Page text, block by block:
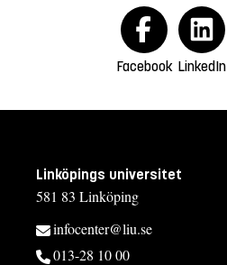
Facebook LinkedIn
Linköpings universitet
581 83 Linköping
infocenter@liu.se
013-28 10 00